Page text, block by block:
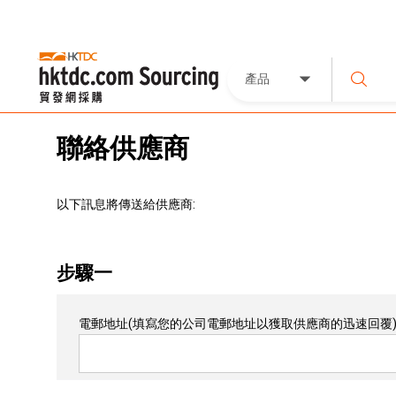
產品
聯絡供應商
以下訊息將傳送給供應商:
步驟一
電郵地址(填寫您的公司電郵地址以獲取供應商的迅速回覆)